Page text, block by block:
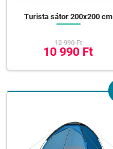
Turista sátor 200x200 cm
12 990 Ft
10 990 Ft